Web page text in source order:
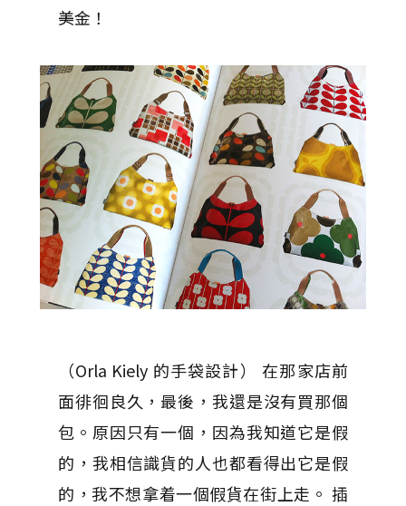
美金！
（Orla Kiely 的手袋設計） 在那家店前
面徘徊良久，最後，我還是沒有買那個
包。原因只有一個，因為我知道它是假
的，我相信識貨的人也都看得出它是假
的，我不想拿着一個假貨在街上走。 插